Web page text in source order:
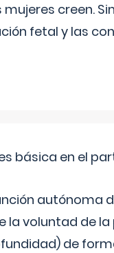
creen.
fetal y las
básica en el
autónoma
voluntad de
de